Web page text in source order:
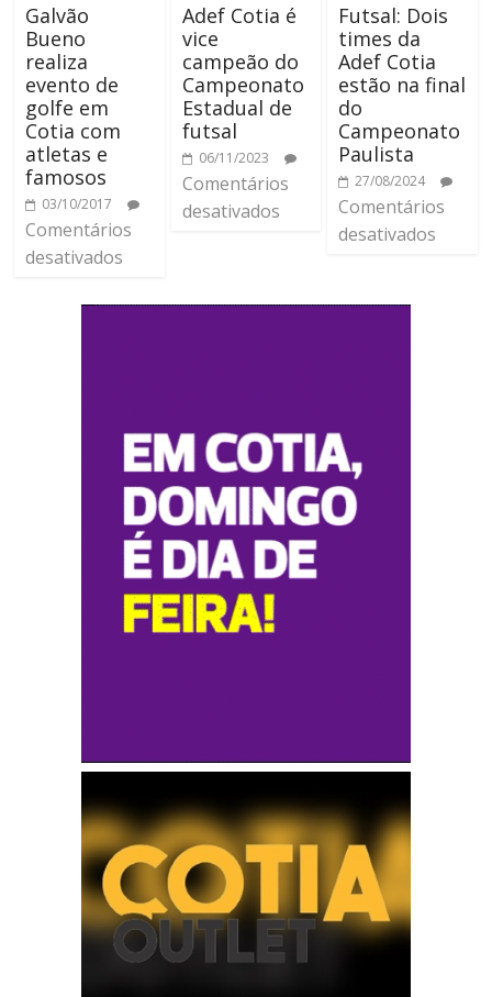
Galvão
Bueno
realiza
evento de
golfe em
Cotia com
atletas e
famosos
03/10/2017
Comentários
desativados
Adef Cotia é
vice
campeão do
Campeonato
Estadual de
futsal
06/11/2023
Comentários
desativados
Futsal: Dois
times da
Adef Cotia
estão na final
do
Campeonato
Paulista
27/08/2024
Comentários
desativados